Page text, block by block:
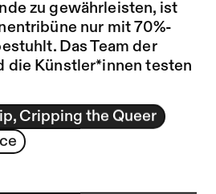
Cripping the Queer
zu gewährleisten, ist
nur mit 70%-
Das Team der
die Künstler*innen testen